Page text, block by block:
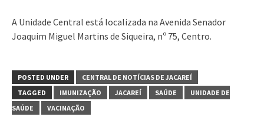
A Unidade Central está localizada na Avenida Senador
Joaquim Miguel Martins de Siqueira, nº 75, Centro.
POSTED UNDER
CENTRAL DE NOTÍCIAS DE JACAREÍ
TAGGED
IMUNIZAÇÃO JACAREÍ SAÚDE
UNIDADE DE
SAÚDE
VACINAÇÃO